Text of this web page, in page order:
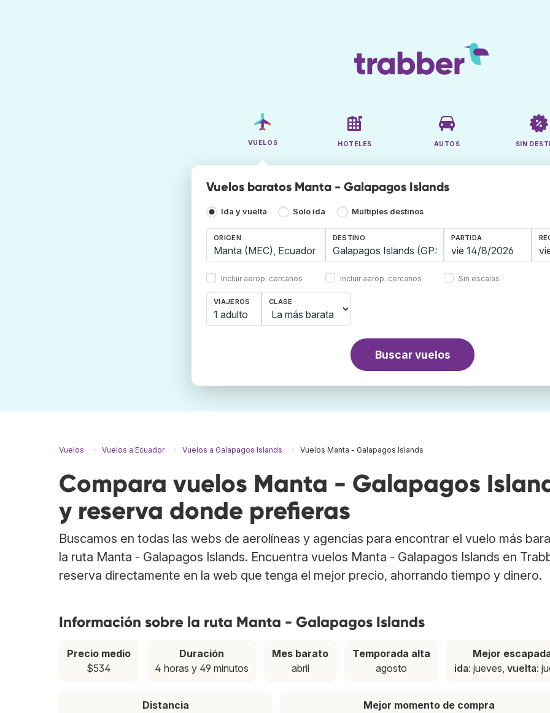
VUELOS HOTELES AUTOS SIN
Vuelos baratos Manta - Galapagos Islands
Ida y vuelta Solo ida Múltiples destinos
ORIGEN
Incluir aerop. cercanos
DESTINO
Incluir aerop. cercanos
PARTIDA
Sin escalas
VIAJEROS
1 adulto
CLASE
Buscar vuelos
Vuelos Vuelos a Ecuador Vuelos a Galapagos Islands Vuelos Manta - Galapagos Islands
Compara vuelos Manta - Galapagos
y reserva donde prefieras
Buscamos en todas las webs de aerolíneas y agencias para encontrar el vuelo más
la ruta Manta - Galapagos Islands. Encuentra vuelos Manta - Galapagos Islands en
reserva directamente en la web que tenga el mejor precio, ahorrando tiempo y dinero.
Información sobre la ruta Manta - Galapagos Islands
Precio medio
$534
Duración
4 horas y 49 minutos
Mes barato
abril
Temporada alta
agosto
Mejor
ida: jueves, vuelta:
Distancia
Mejor momento de compra